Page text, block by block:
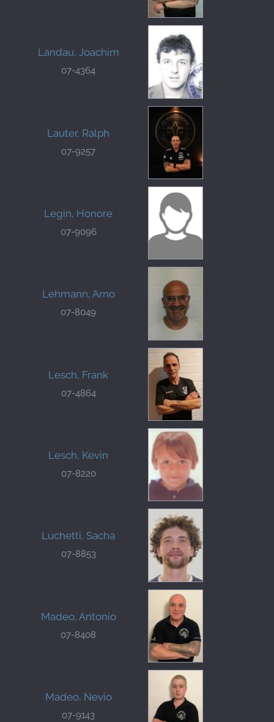
Landau, Joachim
07-4364
Lauter, Ralph
07-9257
Legin, Honore
07-9096
Lehmann, Arno
07-8049
Lesch, Frank
07-4864
Lesch, Kevin
07-8220
Luchetti, Sacha
07-8853
Madeo, Antonio
07-8408
Madeo, Nevio
07-9143